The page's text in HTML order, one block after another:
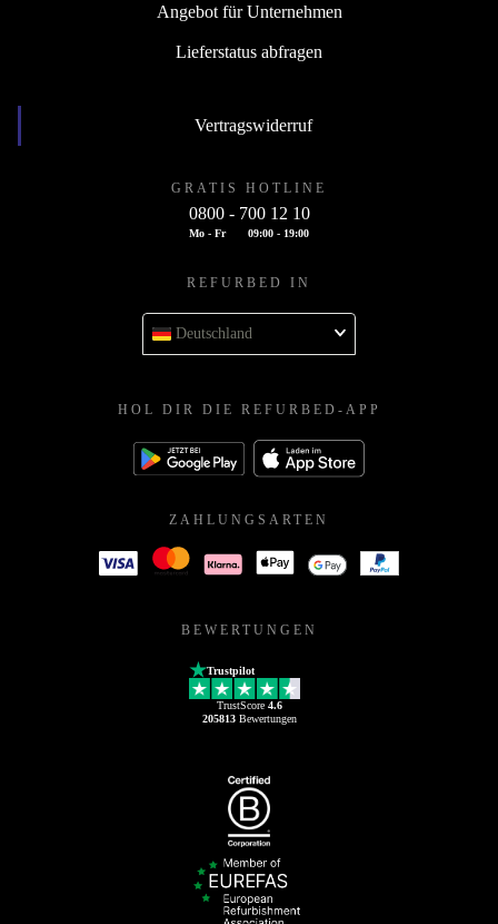
Angebot für Unternehmen
Lieferstatus abfragen
Vertragswiderruf
GRATIS HOTLINE
0800 - 700 12 10
Mo - Fr 09:00 - 19:00
REFURBED IN
Deutschland
HOL DIR DIE REFURBED-APP
ZAHLUNGSARTEN
BEWERTUNGEN
Trustpilot
TrustScore 4.6
205813Bewertungen